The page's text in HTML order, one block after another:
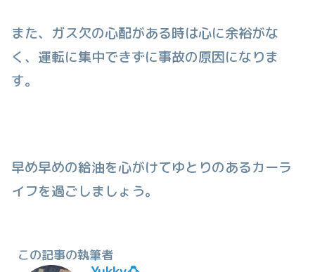
また、ガス欠の心配がある時は心に余裕がな
く、運転に集中できずに事故の原因になりま
す。
早め早めの給油を心がけてゆとりのあるカーラ
イフを過ごしましょう。
この記事の執筆者